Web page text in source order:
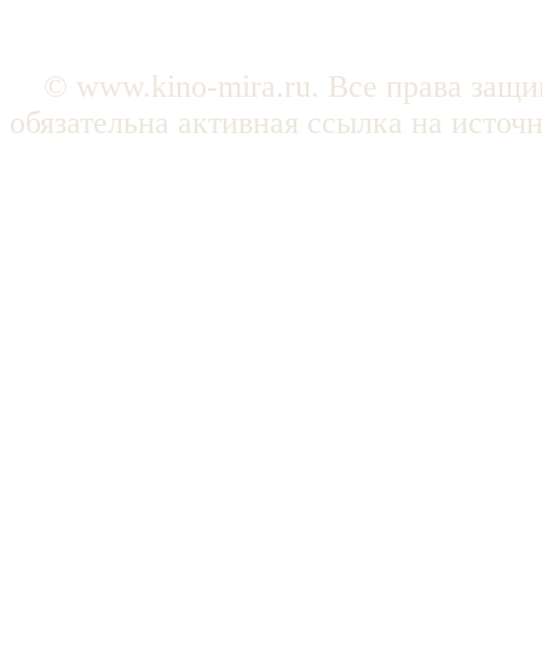
© www.kino-mira.ru. Все права
обязательна активная ссылка на